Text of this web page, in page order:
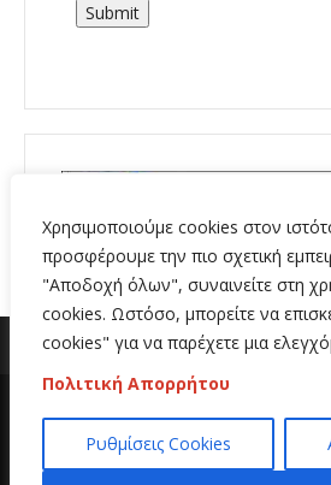
Χρησιμοποιούμε cookies στον
προσφέρουμε την πιο σχετική
"Αποδοχή όλων", συναινείτε στη
cookies. Ωστόσο, μπορείτε να
cookies" για να παρέχετε μια
Πολιτική Απορρήτου
Ρυθμίσεις Cookies
Submit
Copyright 2020 | All Rights
ιστοσελίδων
Hi